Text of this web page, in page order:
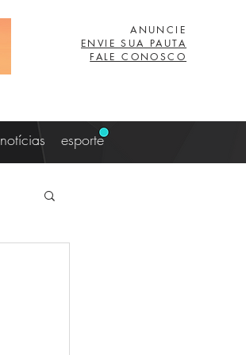
ANUNCIE
ENVIE SUA PAUTA
FALE CONOSCO
notícias esporte